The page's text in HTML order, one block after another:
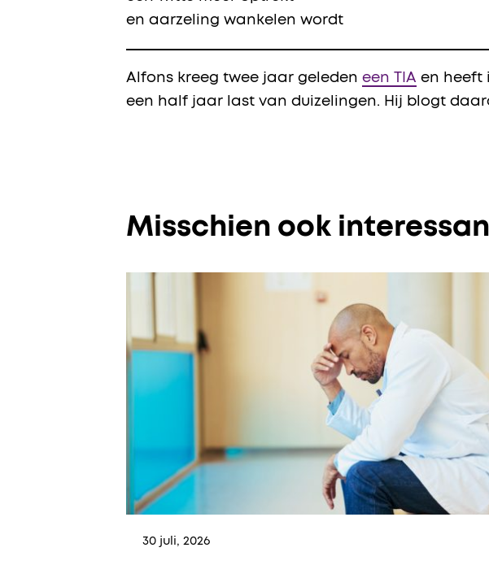
en aarzeling wankelen wordt
Alfons kreeg twee jaar geledeneen TIA en heeft
een half jaar last van duizelingen. Hij blogt
Misschien ook
30 juli, 2026